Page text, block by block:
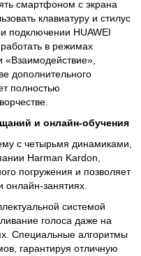
смартфоном с экрана
клавиатуру и стилус
подключении HUAWEI
в режимах
дополнительного
полностью
и онлайн-обучения
с четырьмя динамиками,
Harman Kardon,
погружения и позволяет
онлайн-занятиях.
системой
голоса даже на
Специальные алгоритмы
гарантируя отличную